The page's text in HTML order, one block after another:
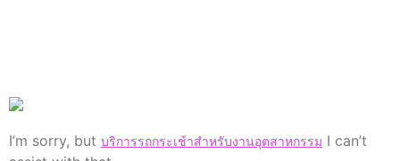
I’m sorry, but บริการรถกระเช้าสำหรับงานอุตสาหกรรม I can’t